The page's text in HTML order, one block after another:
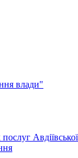
влади"
Авдіївської